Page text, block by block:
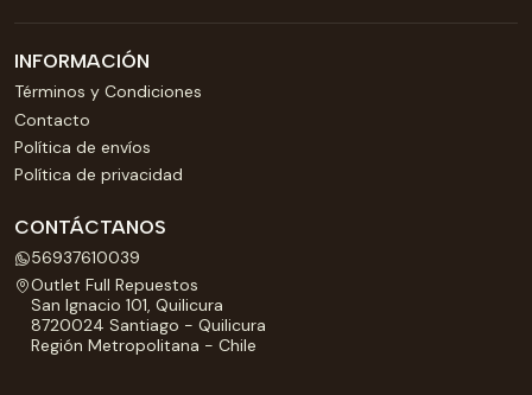
INFORMACIÓN
Términos y Condiciones
Contacto
Política de envíos
Política de privacidad
CONTÁCTANOS
56937610039
Outlet Full Repuestos
San Ignacio 101, Quilicura
8720024 Santiago - Quilicura
Región Metropolitana - Chile